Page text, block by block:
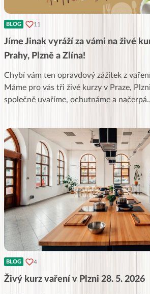
BLOG 11
Jíme Jinak vyráží za vámi na živé
Prahy, Plzně a Zlína!
Chybí vám ten opravdový zážitek z
Máme pro vás tři živé kurzy v Praze,
společně uvaříme, ochutnáme a načerpá
BLOG 4
Živý kurz vaření v Plzni 28. 5. 2026